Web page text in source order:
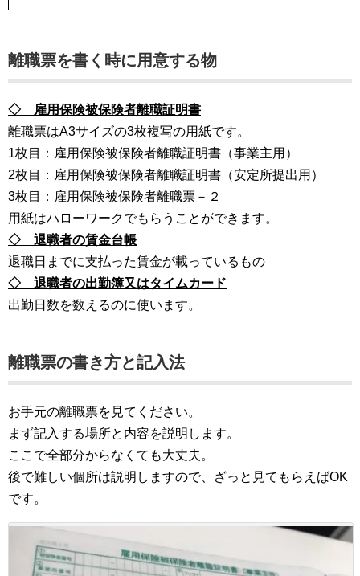
離職票を書く時に用意する物
◇ 雇用保険被保険者離職証明書
離職票はA3サイズの3枚複写の用紙です。
1枚目：雇用保険被保険者離職証明書（事業主用）
2枚目：雇用保険被保険者離職証明書（安定所提出用）
3枚目：雇用保険被保険者離職票－２
用紙はハローワークでもらうことができます。
◇ 退職者の賃金台帳
退職日までに支払った賃金が載っているもの
◇ 退職者の出勤簿又はタイムカード
出勤日数を数えるのに使います。
離職票の書き方と記入法
お手元の離職票を見てください。
まず記入する場所と内容を説明します。
ここで全部分からなくても大丈夫。
後で難しい個所は説明しますので、ざっと見てもらえばOK
です。